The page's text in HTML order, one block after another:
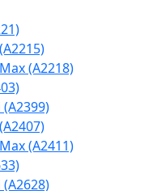
(A2218)
(A2411)